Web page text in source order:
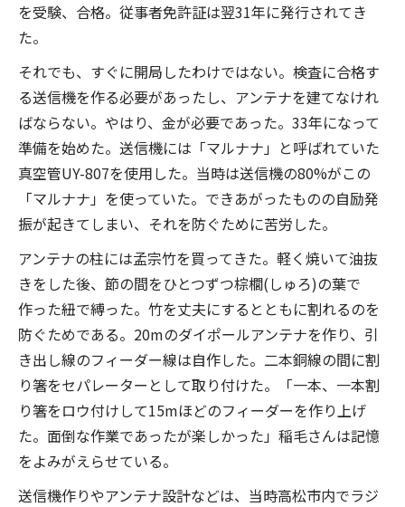
を受験、合格。従事者免許証は翌31年に発行されてき
た。
それでも、すぐに開局したわけではない。検査に合格す
る送信機を作る必要があったし、アンテナを建てなけれ
ばならない。やはり、金が必要であった。33年になって
準備を始めた。送信機には「マルナナ」と呼ばれていた
真空管UY-807を使用した。当時は送信機の80%がこの
「マルナナ」を使っていた。できあがったものの自励発
振が起きてしまい、それを防ぐために苦労した。
アンテナの柱には孟宗竹を買ってきた。軽く焼いて油抜
きをした後、節の間をひとつずつ棕櫚(しゅろ)の葉で
作った紐で縛った。竹を丈夫にするとともに割れるのを
防ぐためである。20mのダイポールアンテナを作り、引
き出し線のフィーダー線は自作した。二本銅線の間に割
り箸をセパレーターとして取り付けた。「一本、一本割
り箸をロウ付けして15mほどのフィーダーを作り上げ
た。面倒な作業であったが楽しかった」稲毛さんは記憶
をよみがえらせている。
送信機作りやアンテナ設計などは、当時高松市内でラジ